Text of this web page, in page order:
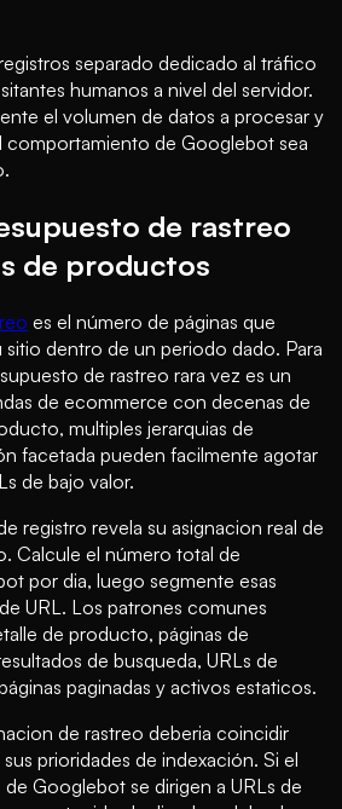
separado dedicado al tráfico
humanos a nivel del servidor.
el volumen de datos a procesar y
comportamiento de Googlebot sea
de rastreo
de productos
es el número de páginas que
sitio dentro de un periodo dado. Para
de rastreo rara vez es un
de ecommerce con decenas de
multiples jerarquias de
facetada pueden facilmente agotar
de bajo valor.
registro revela su asignacion real de
Calcule el número total de
por dia, luego segmente esas
URL. Los patrones comunes
de producto, páginas de
de busqueda, URLs de
paginadas y activos estaticos.
de rastreo deberia coincidir
prioridades de indexación. Si el
Googlebot se dirigen a URLs de